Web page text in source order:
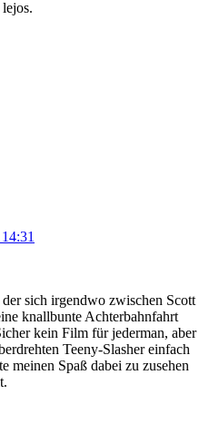
sich irgendwo zwischen Scott
knallbunte Achterbahnfahrt
kein Film für jederman, aber
Teeny-Slasher einfach
meinen Spaß dabei zu zusehen